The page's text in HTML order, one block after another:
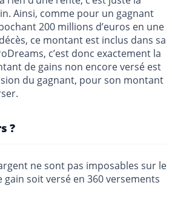
Ainsi, comme pour un gagnant
200 millions d’euros en une
ce montant est inclus dans sa
c’est donc exactement la
de gains non encore versé est
du gagnant, pour son montant
?
ne sont pas imposables sur le
gain soit versé en 360 versements